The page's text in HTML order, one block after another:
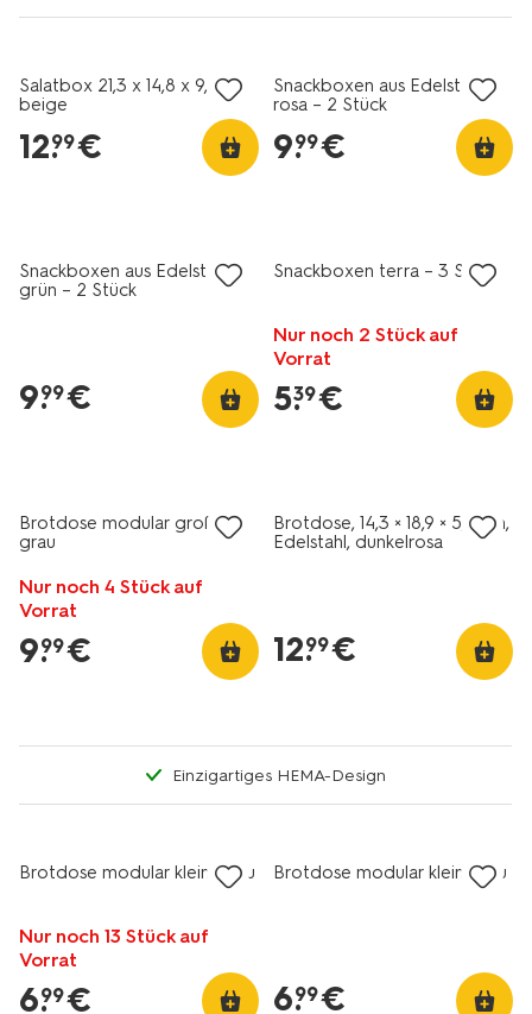
Salatbox 21,3 x 14,8 x 9,3 cm
beige
12.
99€
Snackboxen aus Edelstahl
rosa – 2 Stück
9.
99€
Snackboxen aus Edelstahl
grün – 2 Stück
9.
99€
Snackboxen terra – 3 Stück
Nur noch 2 Stück auf
Vorrat
5.
39€
Brotdose modular groß,
grau
Nur noch 4 Stück auf
Vorrat
9.
99€
Brotdose, 14,3 × 18,9 × 5,8 cm,
Edelstahl, dunkelrosa
12.
99€
Einzigartiges HEMA-Design
Brotdose modular klein, grau
Nur noch 13 Stück auf
Vorrat
6.
99€
Brotdose modular klein, blau
6.
99€